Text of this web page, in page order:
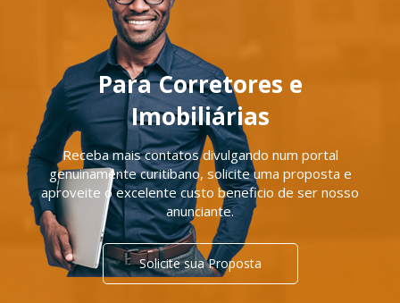
Para Corretores e
Imobiliárias
Receba mais contatos divulgando num portal
genuinamente curitibano, solicite uma proposta e
aproveite o excelente custo beneficio de ser nosso
anunciante.
Solicite sua Proposta